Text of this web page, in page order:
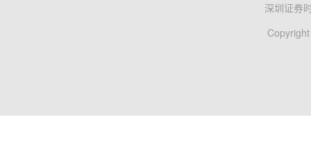
深圳证券